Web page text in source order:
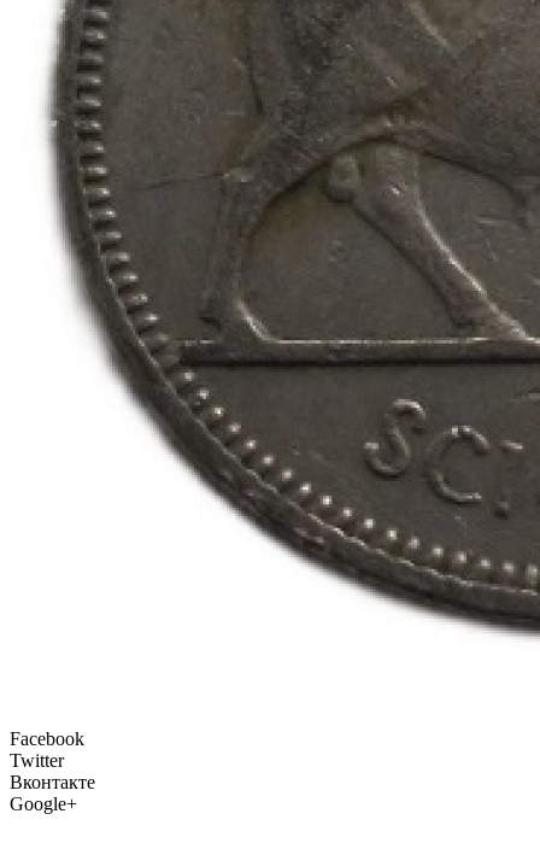
Facebook
Twitter
Вконтакте
Google+